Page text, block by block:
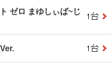
ゼロ まゆしぃば~じ